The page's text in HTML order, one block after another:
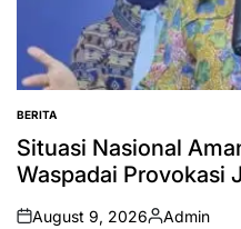
POSTED
IN
BERITA
Situasi Nasional
Waspadai Provokasi
August 9, 2026 Admin